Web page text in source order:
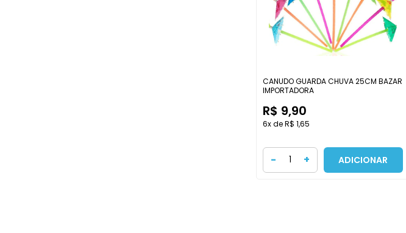
CANUDO GUARDA CHUVA 25CM BAZAR
IMPORTADORA
R$ 9,90
6x de R$ 1,65
- + ADICIONAR